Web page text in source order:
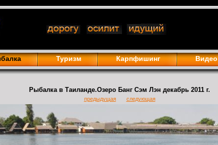
Туризм Карпфишинг Видео
Рыбалка в Таиланде.Озеро Банг Сэм Лэн декабрь 2011 г.
предыдущая следующая